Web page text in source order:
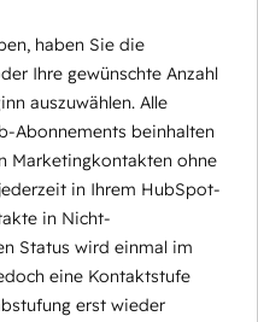
haben Sie die
Ihre gewünschte Anzahl
auszuwählen. Alle
Abonnements beinhalten
Marketingkontakten ohne
in Ihrem HubSpot-
in Nicht-
Status wird einmal im
eine Kontaktstufe
erst wieder